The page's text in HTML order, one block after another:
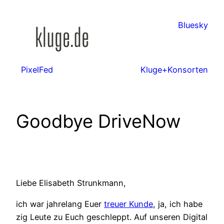
Bluesky
PixelFed Kluge+Konsorten
Goodbye DriveNow
Liebe Elisabeth Strunkmann,
ich war jahrelang Euer treuer Kunde, ja, ich habe
zig Leute zu Euch geschleppt. Auf unseren Digital